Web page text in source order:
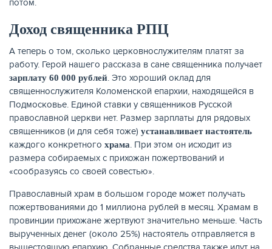
потом.
Доход священника РПЦ
А теперь о том, сколько церковнослужителям платят за
работу. Герой нашего рассказа в сане священника получает
зарплату 60 000 рублей. Это хороший оклад для
священнослужителя Коломенской епархии, находящейся в
Подмосковье. Единой ставки у священников Русской
православной церкви нет. Размер зарплаты для рядовых
священников (и для себя тоже) устанавливает настоятель
каждого конкретного храма. При этом он исходит из
размера собираемых с прихожан пожертвований и
«сообразуясь со своей совестью».
Православный храм в большом городе может получать
пожертвованиями до 1 миллиона рублей в месяц. Храмам в
провинции прихожане жертвуют значительно меньше. Часть
вырученных денег (около 25%) настоятель отправляется в